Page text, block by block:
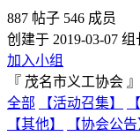
887 帖子 546 成员
创建于 2019-03-07 组
加入小组
『 茂名市义工协会 』
全部 【活动召集】
【其他】
【协会公告